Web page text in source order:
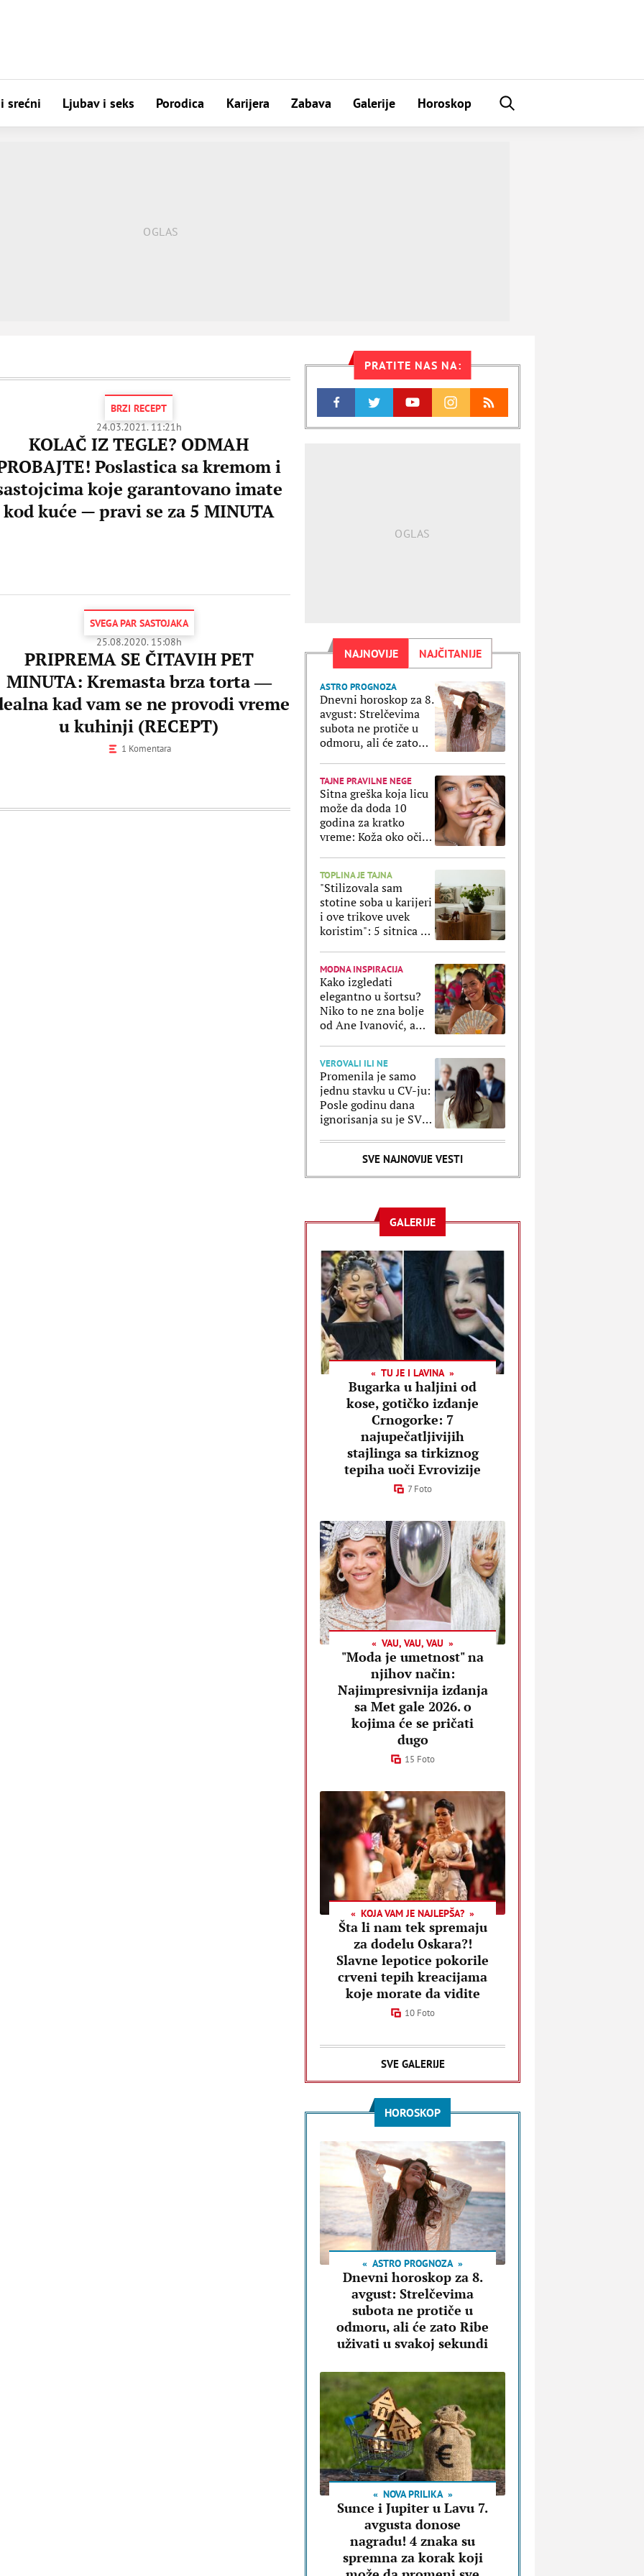
srećni Ljubav i seks Porodica Karijera Zabava Galerije Horoskop
BRZI RECEPT
24.03.2021. 11:21h
KOLAČ IZ TEGLE? ODMAH
Poslastica sa kremom i
koje garantovano imate
kod kuće — pravi se za 5 MINUTA
SVEGA PAR SASTOJAKA
25.08.2020. 15:08h
PRIPREMA SE ČITAVIH PET
MINUTA: Kremasta brza torta ―
kad vam se ne provodi vreme
u kuhinji (RECEPT)
1 Komentara
PRATITE NAS NA:
NAJNOVIJE NAJČITANIJE
ASTRO PROGNOZA
Dnevni horoskop za 8.
avgust: Strelčevima
subota ne protiče u
odmoru, ali će zato
TAJNE PRAVILNE NEGE
Sitna greška koja licu
može da doda 10
godina za kratko
vreme: Koža oko očiju
TOPLINA JE TAJNA
"Stilizovala sam
stotine soba u karijeri
i ove trikove uvek
koristim": 5 sitnica uz
MODNA INSPIRACIJA
Kako izgledati
elegantno u šortsu?
Niko to ne zna bolje
od Ane Ivanović, a
VEROVALI ILI NE
Promenila je samo
jednu stavku u CV-ju:
Posle godinu dana
ignorisanja su je SVI
poražavajući
SVE NAJNOVIJE VESTI
GALERIJE
TU JE I LAVINA
Bugarka u haljini od
kose, gotičko izdanje
Crnogorke: 7
najupečatljivijih
stajlinga sa tirkiznog
tepiha uoči Evrovizije
7 Foto
VAU, VAU, VAU
"Moda je umetnost" na
njihov način:
Najimpresivnija izdanja
sa Met gale 2026. o
kojima će se pričati
dugo
15 Foto
KOJA VAM JE NAJLEPŠA?
Šta li nam tek spremaju
za dodelu Oskara?!
Slavne lepotice pokorile
crveni tepih kreacijama
koje morate da vidite
10 Foto
SVE GALERIJE
HOROSKOP
ASTRO PROGNOZA
Dnevni horoskop za 8.
avgust: Strelčevima
subota ne protiče u
odmoru, ali će zato Ribe
uživati u svakoj sekundi
NOVA PRILIKA
Sunce i Jupiter u Lavu 7.
avgusta donose
nagradu! 4 znaka su
spremna za korak koji